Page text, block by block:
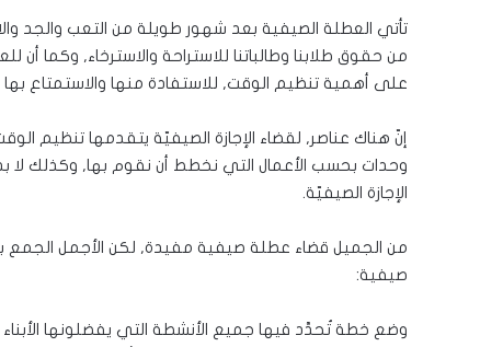
تأتي العطلة الصيفية بعد شهور طويلة من التعب والجد
من حقوق طلابنا وطالباتنا للاستراحة والاسترخاء, وكما أن
على أهمية تنظيم الوقت, للاستفادة منها والاستمتاع
إنّ هناك عناصر, لقضاء الإجازة الصيفيّة يتقدمها تنظيم
وحدات بحسب الأعمال التي نخطط أن نقوم بها, وكذلك
الإجازة الصيفيّة.
من الجميل قضاء عطلة صيفية مفيدة, لكن الأجمل الجمع
صيفية:
وضع خطة تُحدَّد فيها جميع الأنشطة التي يفضلونها